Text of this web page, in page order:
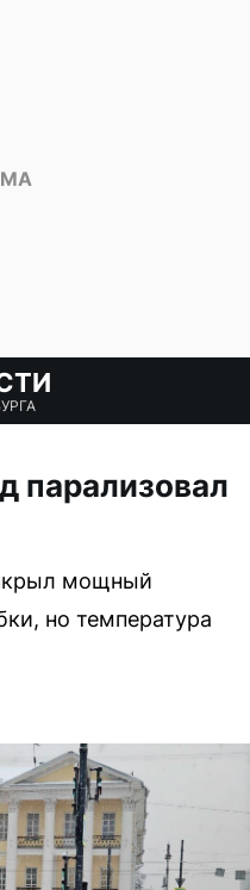
парализовал
мощный
но температура